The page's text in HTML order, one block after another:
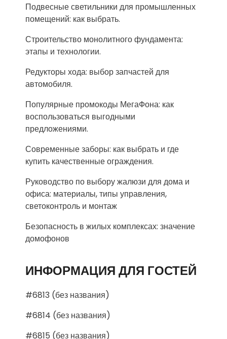
Подвесные светильники для промышленных
помещений: как выбрать.
Строительство монолитного фундамента:
этапы и технологии.
Редукторы хода: выбор запчастей для
автомобиля.
Популярные промокоды МегаФона: как
воспользоваться выгодными
предложениями.
Современные заборы: как выбрать и где
купить качественные ограждения.
Руководство по выбору жалюзи для дома и
офиса: материалы, типы управления,
светоконтроль и монтаж
Безопасность в жилых комплексах: значение
домофонов
ИНФОРМАЦИЯ ДЛЯ ГОСТЕЙ
#6813 (без названия)
#6814 (без названия)
#6815 (без названия)